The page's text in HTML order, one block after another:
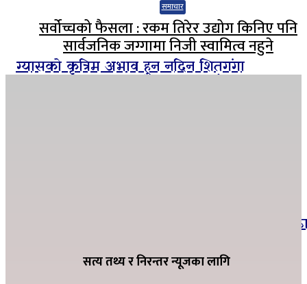
समाचार
सर्वोच्चको फैसला : रकम तिरेर उद्योग किनिए पनि
सार्वजनिक जग्गामा निजी स्वामित्व नहुने
ग्यासको कृत्रिम अभाव हुन नदिन शितगंगा
भत्ता नवीकरणमा जुट्यो बाणगंगा नगरपालिका–८
सत्य तथ्य र निरन्तर न्यूजका लागि